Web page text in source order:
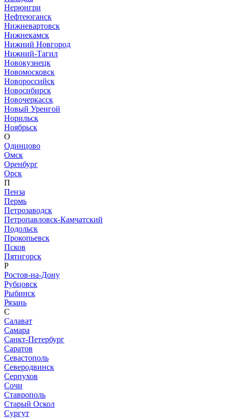
Нерюнгри
Нефтеюганск
Нижневартовск
Нижнекамск
Нижний Новгород
Нижний-Тагил
Новокузнецк
Новомосковск
Новороссийск
Новосибирск
Новочеркасск
Новый Уренгой
Норильск
Ноябрьск
О
Одинцово
Омск
Оренбург
Орск
П
Пенза
Пермь
Петрозаводск
Петропавловск-Камчатский
Подольск
Прокопьевск
Псков
Пятигорск
Р
Ростов-на-Дону
Рубцовск
Рыбинск
Рязань
С
Салават
Самара
Санкт-Петербург
Саратов
Севастополь
Северодвинск
Серпухов
Сочи
Ставрополь
Старый Оскол
Сургут